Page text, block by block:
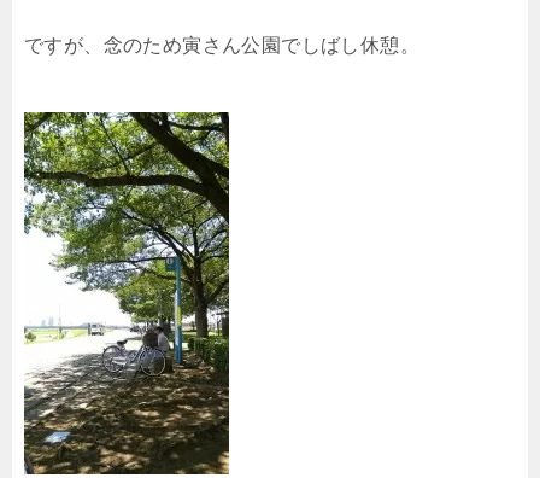
ですが、念のため寅さん公園でしばし休憩。